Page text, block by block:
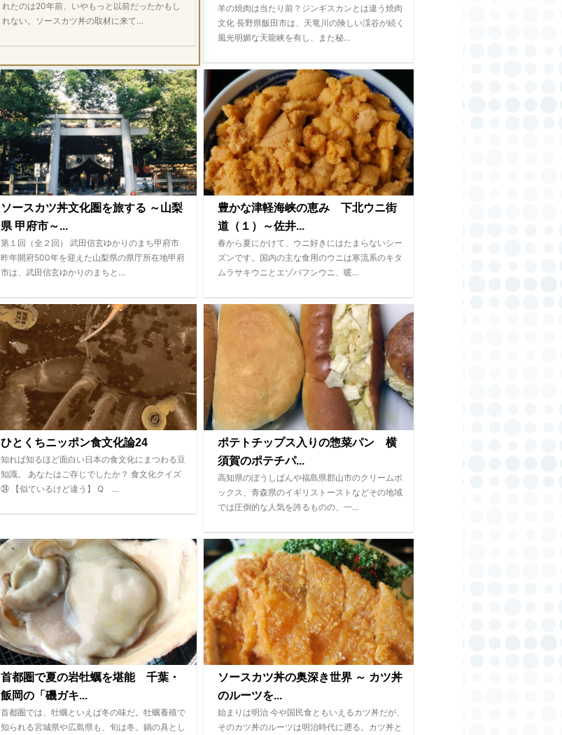
れたのは20年前、いやもっと以前だったかもし
れない。ソースカツ丼の取材に来て…
羊の焼肉は当たり前？ジンギスカンとは違う焼肉
文化 長野県飯田市は、天竜川の険しい渓谷が続く
風光明媚な天龍峡を有し、また秘…
ソースカツ丼文化圏を旅する ～山梨
県 甲府市～...
第１回（全２回） 武田信玄ゆかりのまち甲府市
昨年開府500年を迎えた山梨県の県庁所在地甲府
市は、武田信玄ゆかりのまちと…
豊かな津軽海峡の恵み 下北ウニ街
道（１）～佐井...
春から夏にかけて、ウニ好きにはたまらないシー
ズンです。国内の主な食用のウニは寒流系のキタ
ムラサキウニとエゾバフンウニ、暖…
ひとくちニッポン食文化論24
知れば知るほど面白い日本の食文化にまつわる豆
知識。 あなたはご存じでしたか？ 食文化クイズ
㉔ 【似ているけど違う】 Q …
ポテトチップス入りの惣菜パン 横
須賀のポテチパ...
高知県のぼうしぱんや福島県郡山市のクリームボ
ックス、青森県のイギリストーストなどその地域
では圧倒的な人気を誇るものの、一…
首都圏で夏の岩牡蠣を堪能 千葉・
飯岡の「磯ガキ...
首都圏では、牡蠣といえば冬の味だ。牡蠣養殖で
知られる宮城県や広島県も、旬は冬。鍋の具とし
ソースカツ丼の奥深き世界 ～ カツ丼
のルーツを...
始まりは明治 今や国民食ともいえるカツ丼だが、
そのカツ丼のルーツは明治時代に遡る。カツ丼と